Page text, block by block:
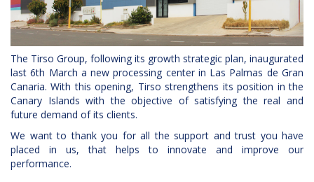
The Tirso Group, following its growth strategic plan, inaugurated
last 6th March a new processing center in Las Palmas de Gran
Canaria. With this opening, Tirso strengthens its position in the
Canary Islands with the objective of satisfying the real and
future demand of its clients.
We want to thank you for all the support and trust you have
placed in us, that helps to innovate and improve our
performance.